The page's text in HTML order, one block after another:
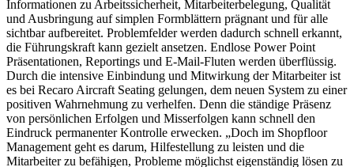
Informationen zu Arbeitssicherheit, Mitarbeiterbelegung, Qualität
und Ausbringung auf simplen Formblättern prägnant und für alle
sichtbar aufbereitet. Problemfelder werden dadurch schnell erkannt,
die Führungskraft kann gezielt ansetzen. Endlose Power Point
Präsentationen, Reportings und E-Mail-Fluten werden überflüssig.
Durch die intensive Einbindung und Mitwirkung der Mitarbeiter ist
es bei Recaro Aircraft Seating gelungen, dem neuen System zu einer
positiven Wahrnehmung zu verhelfen. Denn die ständige Präsenz
von persönlichen Erfolgen und Misserfolgen kann schnell den
Eindruck permanenter Kontrolle erwecken. „Doch im Shopfloor
Management geht es darum, Hilfestellung zu leisten und die
Mitarbeiter zu befähigen, Probleme möglichst eigenständig lösen zu